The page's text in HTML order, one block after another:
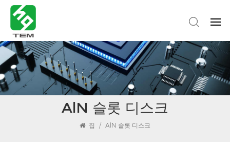
AlN 슬롯 디스크
집 / AlN 슬롯 디스크